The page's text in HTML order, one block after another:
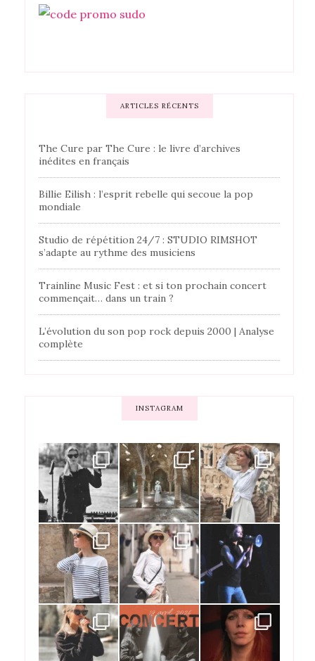
ARTICLES RÉCENTS
The Cure par The Cure : le livre d’archives
inédites en français
Billie Eilish : l’esprit rebelle qui secoue la pop
mondiale
Studio de répétition 24/7 : STUDIO RIMSHOT
s’adapte au rythme des musiciens
Trainline Music Fest : et si ton prochain concert
commençait… dans un train ?
L’évolution du son pop rock depuis 2000 | Analyse
complète
INSTAGRAM